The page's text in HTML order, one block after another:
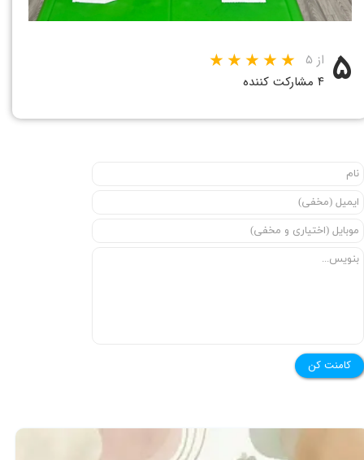
۵ از ۵
۴ مشارکت کننده
کامنت کن